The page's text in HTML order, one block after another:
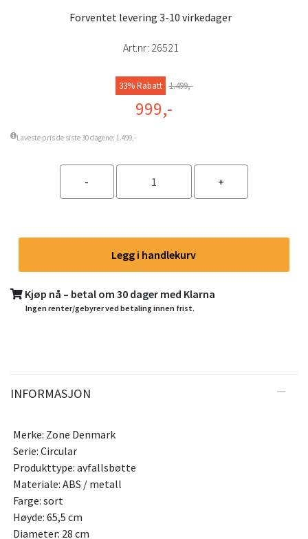
Forventet levering 3-10 virkedager
Art.nr: 26521
33% Rabatt 1.499,-
999,-
Laveste pris de siste 30 dagene: 1.499,-
Legg i handlekurv
Kjøp nå – betal om 30 dager med Klarna
Ingen renter/gebyrer ved betaling innen frist.
INFORMASJON
Merke: Zone Denmark
Serie: Circular
Produkttype: avfallsbøtte
Materiale: ABS / metall
Farge: sort
Høyde: 65,5 cm
Diameter: 28 cm